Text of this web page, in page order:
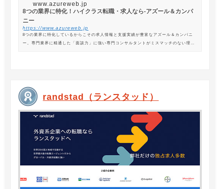
www.azureweb.jp
8つの業界に特化！ハイクラス転職・求人なら-アズール＆カンパ
ニー
https://www.azureweb.jp
8つの業界に特化しているからこその求人情報と支援実績が豊富なアズール＆カンパニ
ー。専門業界に精通した「面談力」に強い専門コンサルタントがミスマッチのない理想
randstad（ランスタッド）